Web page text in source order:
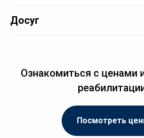
Досуг
Ознакомиться с ценами
Посмотреть